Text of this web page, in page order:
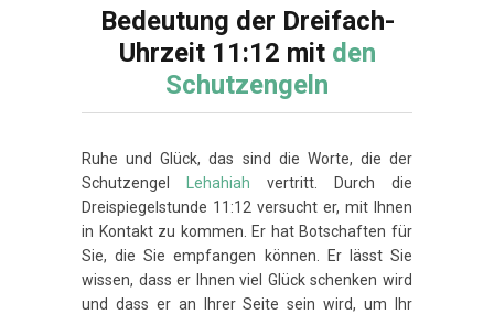
Bedeutung der Dreifach-
Uhrzeit 11:12 mit den
Schutzengeln
Ruhe und Glück, das sind die Worte, die der
Schutzengel Lehahiah vertritt. Durch die
Dreispiegelstunde 11:12 versucht er, mit Ihnen
in Kontakt zu kommen. Er hat Botschaften für
Sie, die Sie empfangen können. Er lässt Sie
wissen, dass er Ihnen viel Glück schenken wird
und dass er an Ihrer Seite sein wird, um Ihr